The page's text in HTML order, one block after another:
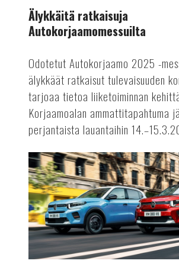
Älykkäitä ratkaisuja
Autokorjaamomessuilta
Odotetut Autokorjaamo 2025 -
älykkäät ratkaisut tulevaisuuden
tarjoaa tietoa liiketoiminnan
Korjaamoalan ammattitapahtuma
perjantaista lauantaihin
Polttomoottoriautojen
tuotantoon
rajoituksia?